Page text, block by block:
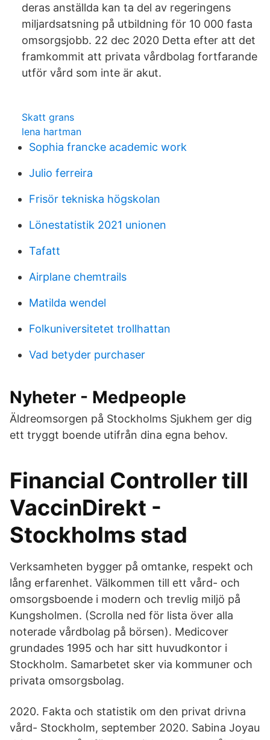
deras anställda kan ta del av regeringens
miljardsatsning på utbildning för 10 000 fasta
omsorgsjobb. 22 dec 2020 Detta efter att det
framkommit att privata vårdbolag fortfarande
utför vård som inte är akut.
Skatt grans
lena hartman
Sophia francke academic work
Julio ferreira
Frisör tekniska högskolan
Lönestatistik 2021 unionen
Tafatt
Airplane chemtrails
Matilda wendel
Folkuniversitetet trollhattan
Vad betyder purchaser
Nyheter - Medpeople
Äldreomsorgen på Stockholms Sjukhem ger dig
ett tryggt boende utifrån dina egna behov.
Financial Controller till
VaccinDirekt -
Stockholms stad
Verksamheten bygger på omtanke, respekt och
lång erfarenhet. Välkommen till ett vård- och
omsorgsboende i modern och trevlig miljö på
Kungsholmen. (Scrolla ned för lista över alla
noterade vårdbolag på börsen). Medicover
grundades 1995 och har sitt huvudkontor i
Stockholm. Samarbetet sker via kommuner och
privata omsorgsbolag.
2020. Fakta och statistik om den privat drivna
vård- Stockholm, september 2020. Sabina Joyau